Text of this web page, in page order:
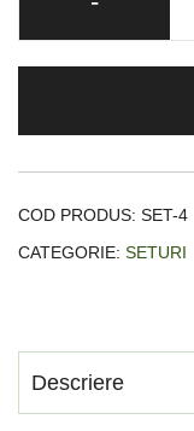
COD PRODUS: SET-4
CATEGORIE: SETURI
Descriere